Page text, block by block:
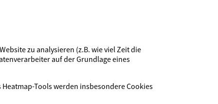
zu analysieren (z.B. wie viel Zeit die
auf der Grundlage eines
Tools werden insbesondere Cookies